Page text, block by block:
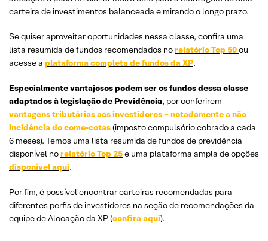
carteira de investimentos balanceada e mirando o longo prazo.
Se quiser aproveitar oportunidades nessa classe, confira uma
lista resumida de fundos recomendados norelatório Top 50ou
acesse a plataforma completa de fundos da XP.
Especialmente vantajosos podem ser os fundos dessa classe
adaptados à legislação de Previdência, por conferirem
vantagens tributárias aos investidores – notadamente a não
incidência do come-cotas(imposto compulsório cobrado a cada
6 meses). Temos uma lista resumida de fundos de previdência
disponível norelatório Top 25e uma plataforma ampla de opções
disponível aqui.
Por fim, é possível encontrar carteiras recomendadas para
diferentes perfis de investidores na seção de recomendações da
equipe de Alocação da XP (confira aqui).